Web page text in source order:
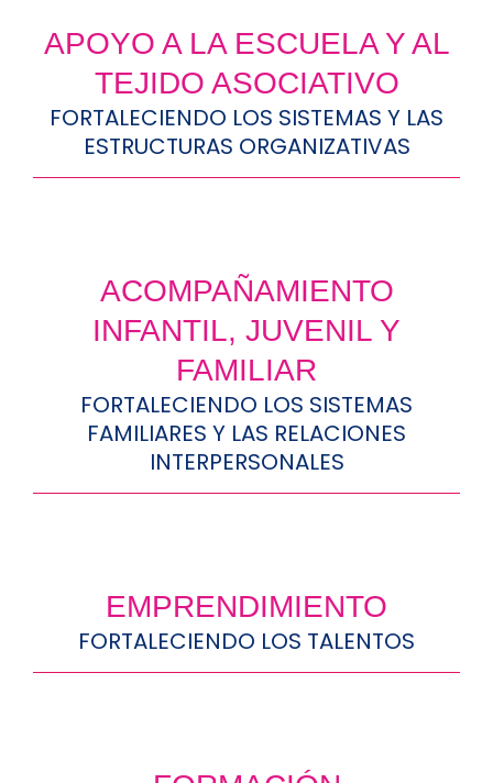
APOYO A LA ESCUELA Y AL
TEJIDO ASOCIATIVO
FORTALECIENDO LOS SISTEMAS Y LAS
ESTRUCTURAS ORGANIZATIVAS
ACOMPAÑAMIENTO
INFANTIL, JUVENIL Y
FAMILIAR
FORTALECIENDO LOS SISTEMAS
FAMILIARES Y LAS RELACIONES
INTERPERSONALES
EMPRENDIMIENTO
FORTALECIENDO LOS TALENTOS